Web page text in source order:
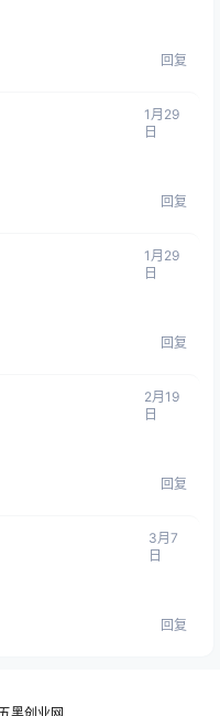
回复
1月29
日
回复
1月29
日
回复
2月19
日
回复
3月7
日
回复